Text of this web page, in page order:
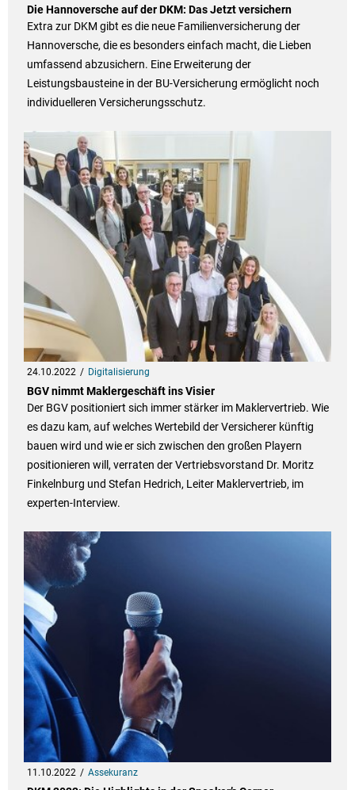
Die Hannoversche auf der DKM: Das Jetzt versichern
Extra zur DKM gibt es die neue Familienversicherung der
Hannoversche, die es besonders einfach macht, die Lieben
umfassend abzusichern. Eine Erweiterung der
Leistungsbausteine in der BU-Versicherung ermöglicht noch
individuelleren Versicherungsschutz.
24.10.2022 Digitalisierung
BGV nimmt Maklergeschäft ins Visier
Der BGV positioniert sich immer stärker im Maklervertrieb. Wie
es dazu kam, auf welches Wertebild der Versicherer künftig
bauen wird und wie er sich zwischen den großen Playern
positionieren will, verraten der Vertriebsvorstand Dr. Moritz
Finkelnburg und Stefan Hedrich, Leiter Maklervertrieb, im
experten-Interview.
11.10.2022 Assekuranz